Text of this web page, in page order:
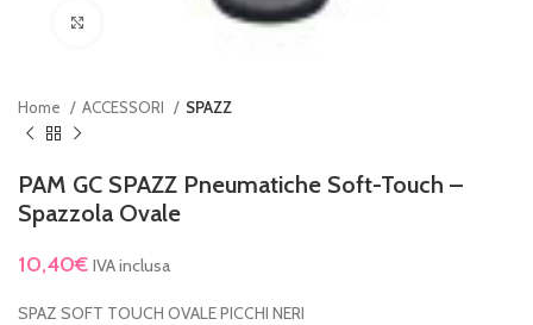
Clicca per ingrandire
Home ACCESSORI SPAZZ
PAM GC SPAZZ Pneumatiche Soft-Touch –
Spazzola Ovale
10,40€ IVA inclusa
SPAZ SOFT TOUCH OVALE PICCHI NERI